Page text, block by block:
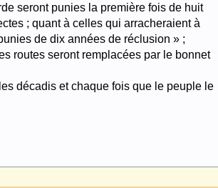
seront punies la première fois de huit
; quant à celles qui arracheraient à
de dix années de réclusion » ;
routes seront remplacées par le bonnet
décadis et chaque fois que le peuple le